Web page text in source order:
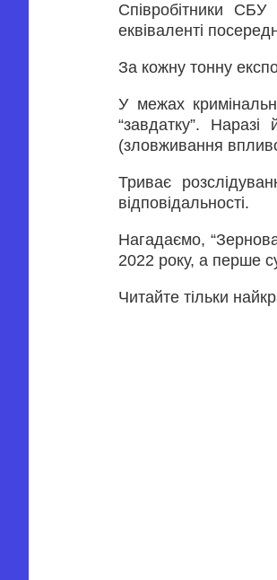
Співробітники
еквіваленті
За кожну тонну
У межах
“завдатку”.
(зловживання
Триває
відповідальності.
Нагадаємо,
2022 року, а перше
Читайте тільки